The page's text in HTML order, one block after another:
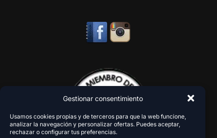
Gestionar consentimiento
Usamos cookies propias y de terceros para que la web funcione,
analizar la navegación y personalizar ofertas. Puedes aceptar,
rechazar o configurar tus preferencias.